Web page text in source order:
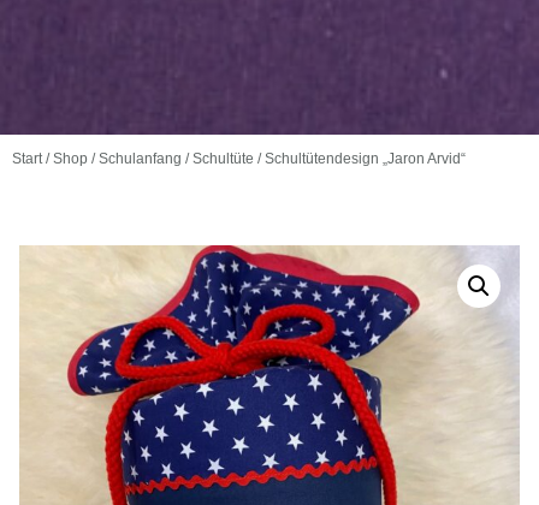
Start /Shop /Schulanfang /Schultüte / Schultütendesign „Jaron Arvid“